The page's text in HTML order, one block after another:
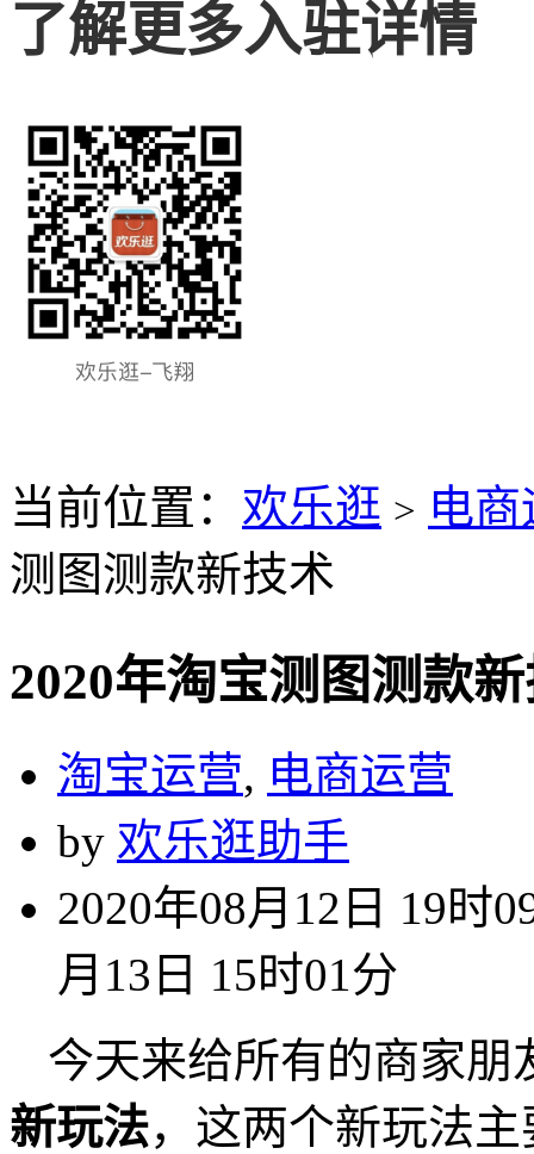
了解更多入驻详情
当前位置： 欢乐逛 > 电
测图测款新技术
2020年淘宝测图测款
淘宝运营, 电商运营
by 欢乐逛助手
2020年08月12日 19时
月13日 15时01分
今天来给所有的商家朋
新玩法，这两个新玩法